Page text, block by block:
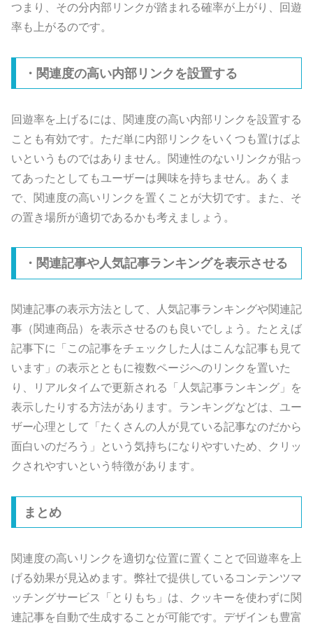
つまり、その分内部リンクが踏まれる確率が上がり、回遊
率も上がるのです。
・関連度の高い内部リンクを設置する
回遊率を上げるには、関連度の高い内部リンクを設置する
ことも有効です。ただ単に内部リンクをいくつも置けばよ
いというものではありません。関連性のないリンクが貼っ
てあったとしてもユーザーは興味を持ちません。あくま
で、関連度の高いリンクを置くことが大切です。また、そ
の置き場所が適切であるかも考えましょう。
・関連記事や人気記事ランキングを表示させる
関連記事の表示方法として、人気記事ランキングや関連記
事（関連商品）を表示させるのも良いでしょう。たとえば
記事下に「この記事をチェックした人はこんな記事も見て
います」の表示とともに複数ページへのリンクを置いた
り、リアルタイムで更新される「人気記事ランキング」を
表示したりする方法があります。ランキングなどは、ユー
ザー心理として「たくさんの人が見ている記事なのだから
面白いのだろう」という気持ちになりやすいため、クリッ
クされやすいという特徴があります。
まとめ
関連度の高いリンクを適切な位置に置くことで回遊率を上
げる効果が見込めます。弊社で提供しているコンテンツマ
ッチングサービス「とりもち」は、クッキーを使わずに関
連記事を自動で生成することが可能です。デザインも豊富